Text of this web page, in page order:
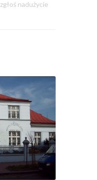
zgłoś nadużycie